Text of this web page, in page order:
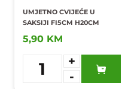
UMJETNO CVIJEĆE U
SAKSIJI FI5CM H20CM
5,90 KM
1
+
-
Dodaj u
omiljene